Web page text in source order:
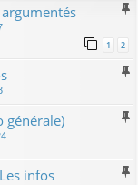
1 2
générale)
infos